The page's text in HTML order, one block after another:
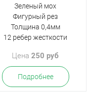
Зеленый мох
Фигурный рез
Толщина 0,4мм
12 ребер жесткости
Цена250 руб
Подробнее